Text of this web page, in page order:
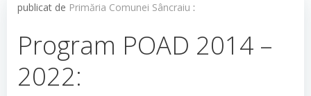
publicat de Primăria Comunei Sâncraiu :
Program POAD 2014 –
2022: